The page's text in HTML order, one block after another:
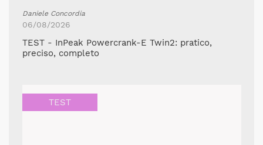
Daniele Concordia
06/08/2026
TEST - InPeak Powercrank-E Twin2: pratico,
preciso, completo
TEST